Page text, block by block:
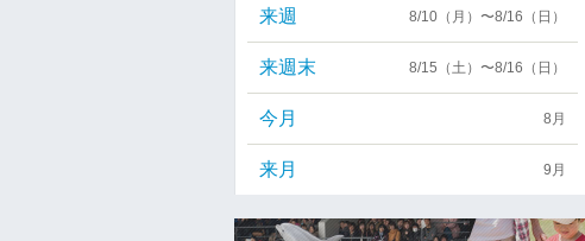
来週 8/10（月）〜8/16（日）
来週末 8/15（土）〜8/16（日）
今月 8月
来月 9月